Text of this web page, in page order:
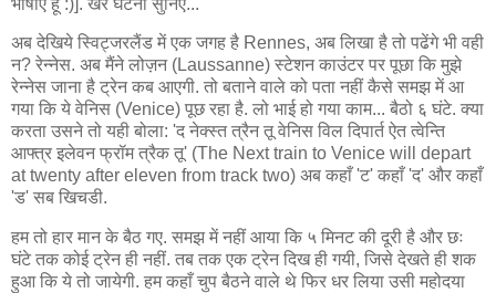
अब देखिये स्विट्जरलैंड में एक जगह है Rennes, अब लिखा है तो पढेंगे भी वही
न? रेन्नेस. अब मैंने लोज़न (Laussanne) स्टेशन काउंटर पर पूछा कि मुझे
रेन्नेस जाना है ट्रेन कब आएगी. तो बताने वाले को पता नहीं कैसे समझ में आ
गया कि ये वेनिस (Venice) पूछ रहा है. लो भाई हो गया काम... बैठो ६ घंटे. क्या
करता उसने तो यही बोला: 'द नेक्स्त त्रैन तू वेनिस विल दिपार्त ऐत त्वेन्ति
आफ्त्र इलेवन फ्रॉम त्रैक तू' (The Next train to Venice will depart
at twenty after eleven from track two) अब कहाँ 'ट' कहाँ 'द' और कहाँ
'ड' सब खिचडी.
हम तो हार मान के बैठ गए. समझ में नहीं आया कि ५ मिनट की दूरी है और छः
घंटे तक कोई ट्रेन ही नहीं. तब तक एक ट्रेन दिख ही गयी, जिसे देखते ही शक
हुआ कि ये तो जायेगी. हम कहाँ चुप बैठने वाले थे फिर धर लिया उसी महोदया